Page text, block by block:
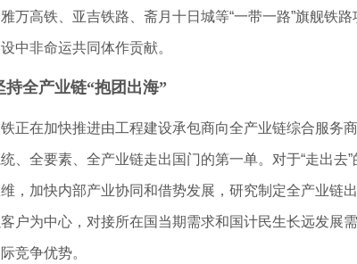
万高铁、亚吉铁路、斋月十日城等“一带一路”旗舰铁
中非命运共同体作贡献。
持全产业链“抱团出海”
在加快推进由工程建设承包商向全产业链综合服务商
、全要素、全产业链走出国门的第一单。对于“走出
，加快内部产业协同和借势发展，研究制定全产业链
户为中心，对接所在国当期需求和国计民生长远发展
竞争优势。